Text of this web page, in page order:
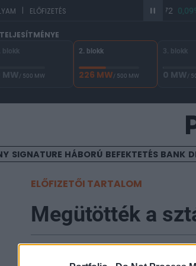
| ELŐFIZETÉS 365,72 0,09%
blokk
MW/ 500 MW
2. blokk
226 MW/ 500 MW
3. blokk
0 MW/
SIGNATURE HÁBORÚ BEFEKTETÉS BANK
ELŐFIZETŐI TARTALOM
Megütötték a
Portfolio
2026. május 18. 22:01